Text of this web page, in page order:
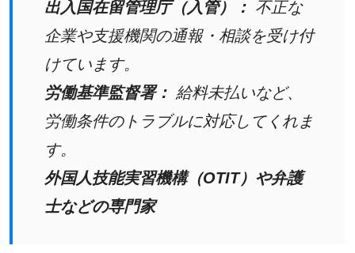
出入国在留管理庁（入管）： 不正な
企業や支援機関の通報・相談を受け付
けています。
労働基準監督署： 給料未払いなど、
労働条件のトラブルに対応してくれま
す。
外国人技能実習機構（OTIT）や弁護
士などの専門家